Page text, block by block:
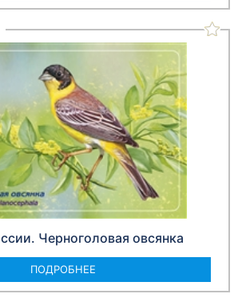
Черноголовая овсянка
ПОДРОБНЕЕ